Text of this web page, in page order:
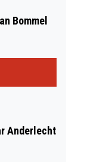
Bommel
Anderlecht